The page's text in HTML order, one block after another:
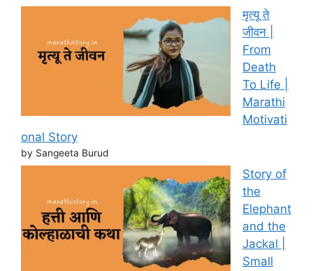
मृत्यू ते
जीवन |
From
Death
To Life |
Marathi
Motivati
onal Story
by Sangeeta Burud
Story of
the
Elephant
and the
Jackal |
Small